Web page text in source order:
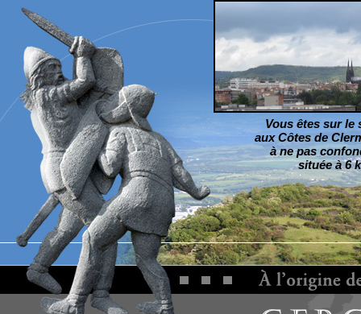
Vous êtes sur le
aux Côtes de
à ne pas
située à 6